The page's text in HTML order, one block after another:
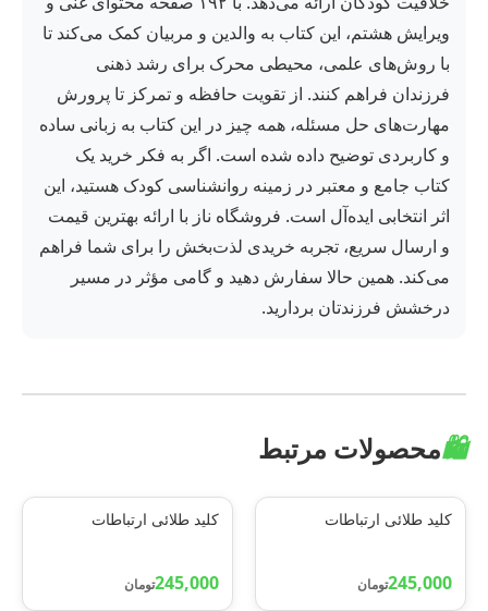
ویرایش هشتم، این کتاب به والدین و مربیان کمک می‌کند تا
با روش‌های علمی، محیطی محرک برای رشد ذهنی
فرزندان فراهم کنند. از تقویت حافظه و تمرکز تا پرورش
مهارت‌های حل مسئله، همه چیز در این کتاب به زبانی ساده
و کاربردی توضیح داده شده است. اگر به فکر خرید یک
کتاب جامع و معتبر در زمینه روانشناسی کودک هستید، این
اثر انتخابی ایده‌آل است. فروشگاه ناز با ارائه بهترین قیمت
و ارسال سریع، تجربه خریدی لذت‌بخش را برای شما فراهم
می‌کند. همین حالا سفارش دهید و گامی مؤثر در مسیر
درخشش فرزندتان بردارید.
🛍️محصولات مرتبط
کلید طلائی ارتباطات
245,000تومان
کلید طلائی ارتباطات
245,000تومان